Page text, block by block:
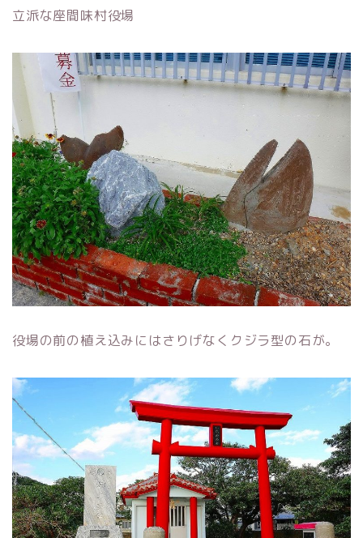
立派な座間味村役場
役場の前の植え込みにはさりげなくクジラ型の石が。